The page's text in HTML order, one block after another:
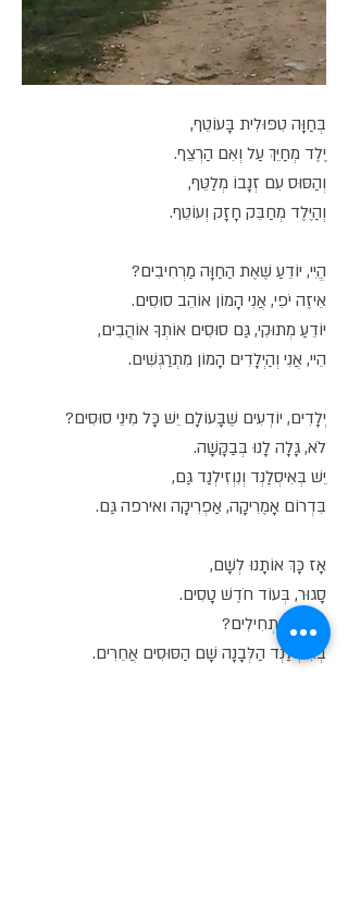
בְּחַוָּה טִפּוּלִית בָּעוֹטֵף,
יֶלֶד מְחַיֵּךְ עַל וְאִם הַרְצֵף.
וְהַסּוּס עִם זְנָבוֹ מְלַטֵּף,
וְהַיֶּלֶד מְחַבֵּק חָזָק וְעוֹטֵף.
הֱיִי, יוֹדֵעַ שֶׁאֶת הַחַוָּה מַרְחִיבִים?
אֵיזֶה יֹפִי, אֲנִי הָמוֹן אוֹהֵב סוּסִים.
יוֹדֵעַ מְתוּקִי, גַּם סוּסִים אוֹתְךָ אוֹהֲבִים,
הֵיי, אֲנִי וְהַיְלָדִים הָמוֹן מִתְרַגְּשִׁים.
יְלָדִים, יוֹדְעִים שֶׁבָּעוֹלָם יֵשׁ כָּל מִינֵי סוּסִים?
לֹא, גָּלָה לָנוּ בְּבַקָּשָׁה.
יֵשׁ בְּאִיסְלַנְד וְנִוְזִילְנַד גַּם,
בִּדְרוֹם אָמֶרִיקָה, אַפְרִיקָה ואירפה גַּם.
אָז כָּךְ אוֹתָנוּ לְשָׁם,
סָגוּר, בְּעוֹד חֹדֶשׁ טָסִים.
אֵיפֹה מַתְחִילִים?
בְּאִיסְלַנְד הַלְּבָנָה שָׁם הַסּוּסִים אֲחֵרִים.